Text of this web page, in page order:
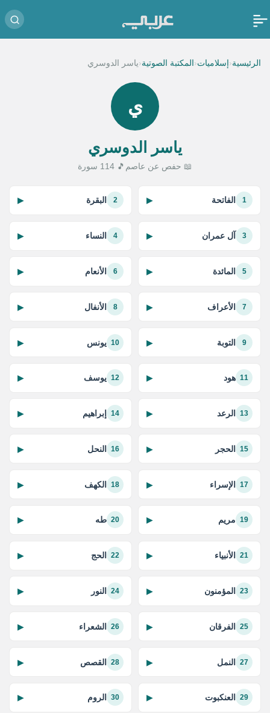
الرئيسية‹ إسلاميات‹ المكتبة الصوتية‹ياسر الدوسري
ي
ياسر الدوسري
📖 حفص عن عاصم 🎵 114 سورة
1 الفاتحة ▶
2 البقرة ▶
3 آل عمران ▶
4 النساء ▶
5 المائدة ▶
6 الأنعام ▶
7 الأعراف ▶
8 الأنفال ▶
9 التوبة ▶
10 يونس ▶
11 هود ▶
12 يوسف ▶
13 الرعد ▶
14 إبراهيم ▶
15 الحجر ▶
16 النحل ▶
17 الإسراء ▶
18 الكهف ▶
19 مريم ▶
20 طه ▶
21 الأنبياء ▶
22 الحج ▶
23 المؤمنون ▶
24 النور ▶
25 الفرقان ▶
26 الشعراء ▶
27 النمل ▶
28 القصص ▶
29 العنكبوت ▶
30 الروم ▶